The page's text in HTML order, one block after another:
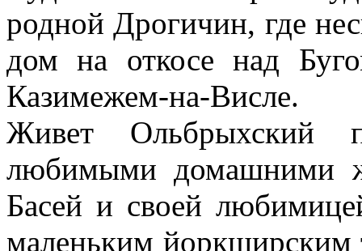
родной Дрогичин, где
дом на откосе над
Казимежем-на-Висле.
Живет Ольбрыхский
любимыми домашними
Басей и своей
маленьким